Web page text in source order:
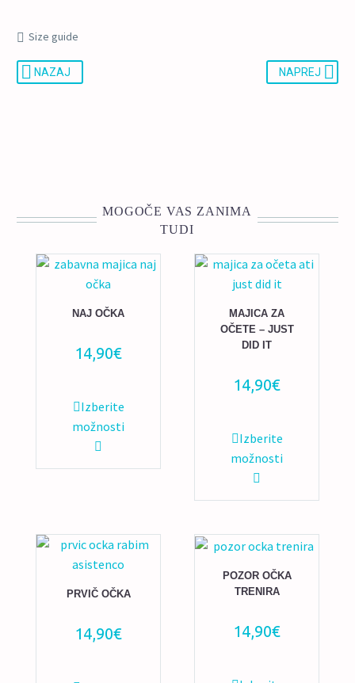
svetuSize guide
NAZAJ NAPREJ
MOGOČE VAS ZANIMA
TUDI
NAJ OČKA
14,90€
Izberite
možnosti
Ta
izdelek
ima
več
izberete
na
strani
MAJICA ZA
OČETE – JUST
DID IT
14,90€
Izberite
možnosti
Ta
izdelek
ima
več
Možnosti
izberete
na
izdelka
PRVIČ OČKA
14,90€
POZOR OČKA
TRENIRA
14,90€